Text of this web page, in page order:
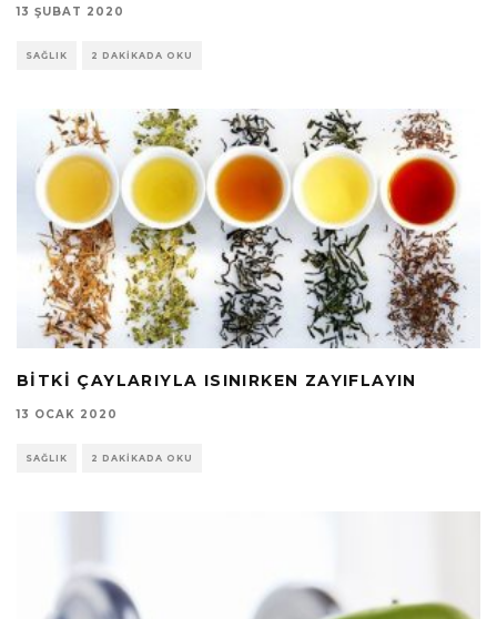
13 ŞUBAT 2020
SAĞLIK 2 DAKIKADA OKU
BITKI ÇAYLARIYLA ISINIRKEN ZAYIFLAYIN
13 OCAK 2020
SAĞLIK 2 DAKIKADA OKU